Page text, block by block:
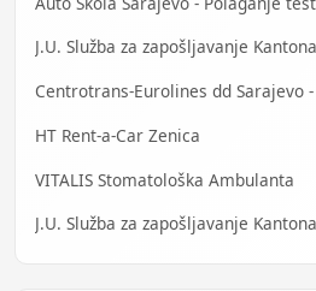
J.U. Služba za zapošljavanje
HT Rent-a-Car Zenica
VITALIS Stomatološka Ambulanta